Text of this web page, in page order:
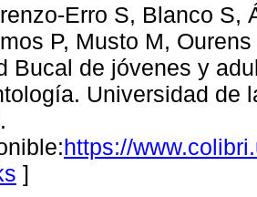
Erro S, Blanco S,
P, Musto M,
Bucal de jóvenes y
Universidad de
https://
]